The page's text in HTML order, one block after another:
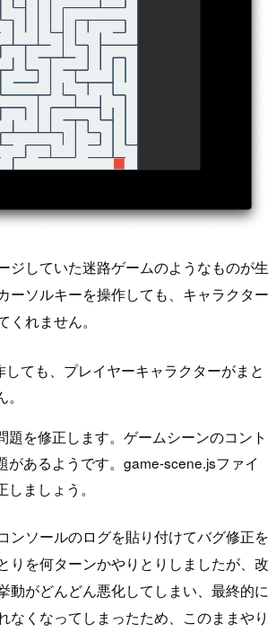
ジしていた迷路ゲームのようなものが生
ーソルキーを操作しても、キャラクター
れません。
しても、プレイヤーキャラクターがまと
題を修正します。ゲームシーンのコント
があるようです。game-scene.jsファイ
ましょう。
ンソールのログを貼り付けてバグ修正を
りを何ターンかやりとりしましたが、改
動がどんどん悪化してしまい、最終的に
なくなってしまったため、このままやり